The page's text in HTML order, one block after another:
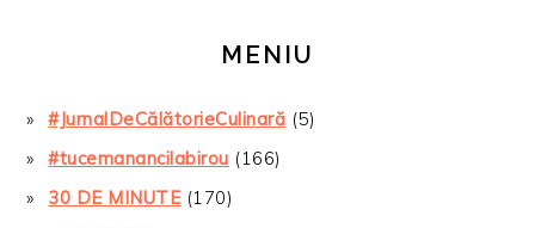
MENIU
#JurnalDeCălătorieCulinară (5)
#tucemanancilabirou (166)
30 DE MINUTE(170)